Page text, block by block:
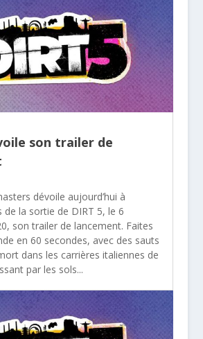
son trailer de
dévoile aujourd’hui à
de la sortie de DIRT 5, le 6
son trailer de lancement. Faites
en 60 secondes, avec des sauts
dans les carrières italiennes de
par les sols...